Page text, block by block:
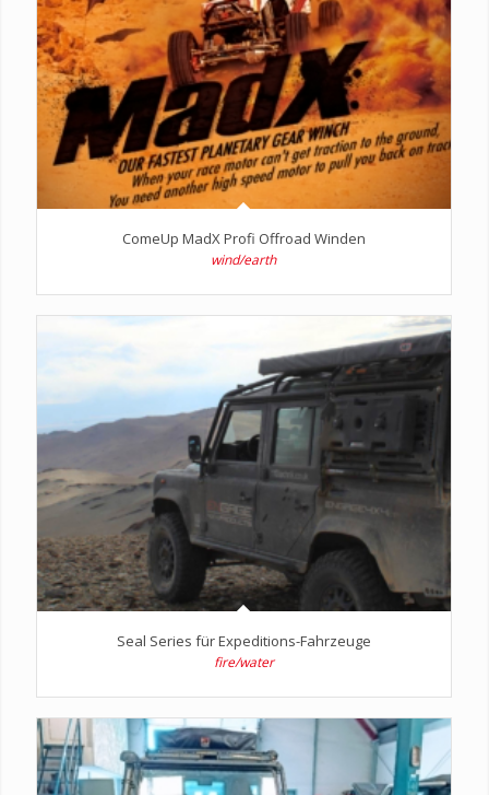
ComeUp MadX Profi Offroad Winden
wind/earth
Seal Series für Expeditions-Fahrzeuge
fire/water